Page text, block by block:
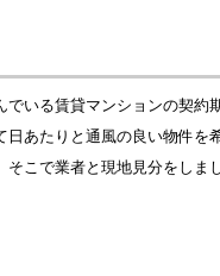
いる賃貸マンションの契約
あたりと通風の良い物件を
こで業者と現地見分をし